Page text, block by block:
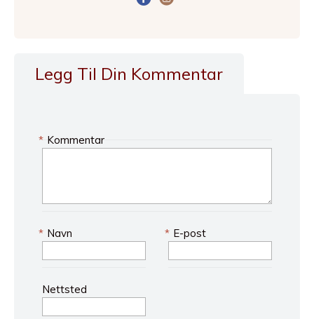
Legg Til Din Kommentar
Kommentar
*
Navn
* E-post
*
Nettsted